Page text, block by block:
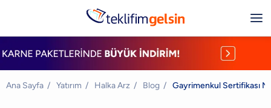
Ana Sayfa / Yatırım / Halka Arz / Blog / Gayrimenkul Sertifikası